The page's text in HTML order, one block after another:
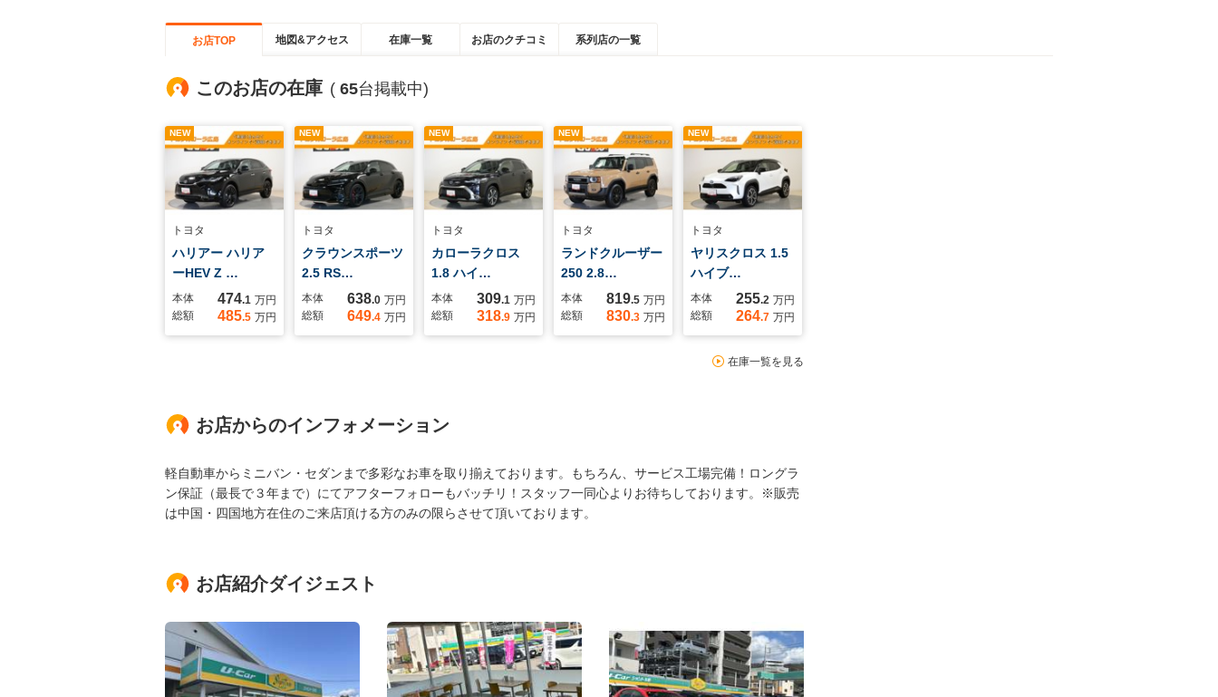
お店TOP 地図&アクセス 在庫一覧 お店のクチコミ 系列店の一覧
このお店の在庫 ( 65台掲載中)
NEW
トヨタ
ハリアー ハリア
ーHEV Z …
本体 474.1 万円
総額
485.5 万円
NEW
トヨタ
クラウンスポーツ
2.5 RS…
本体 638.0 万円
総額
649.4 万円
NEW
トヨタ
カローラクロス
1.8 ハイ…
本体 309.1 万円
総額
318.9 万円
NEW
トヨタ
ランドクルーザー
250 2.8…
本体 819.5 万円
総額
830.3 万円
NEW
トヨタ
ヤリスクロス 1.5
ハイブ…
本体 255.2 万円
総額
264.7 万円
在庫一覧を見る
お店からのインフォメーション
軽自動車からミニバン・セダンまで多彩なお車を取り揃えております。もちろん、サービス工場完備！ロングラ
ン保証（最長で３年まで）にてアフターフォローもバッチリ！スタッフ一同心よりお待ちしております。※販売
は中国・四国地方在住のご来店頂ける方のみの限らさせて頂いております。
お店紹介ダイジェスト